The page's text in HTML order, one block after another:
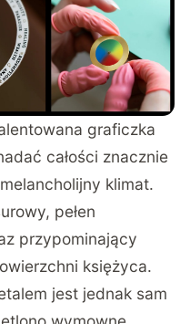
graficzka
całości znacznie
klimat.
pełen
przypominający
księżyca.
jest jednak sam